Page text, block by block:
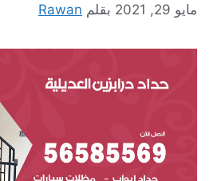
مايو 29, 2021 بقلم Rawan